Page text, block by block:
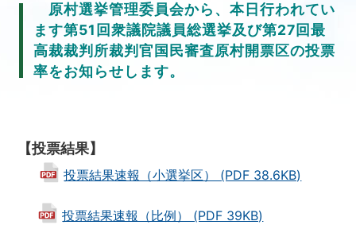
原村選挙管理委員会から、本日行われてい
ます第51回衆議院議員総選挙及び第27回最
高裁裁判所裁判官国民審査原村開票区の投票
率をお知らせします。
【投票結果】
投票結果速報（小選挙区） (PDF 38.6KB)
投票結果速報（比例） (PDF 39KB)